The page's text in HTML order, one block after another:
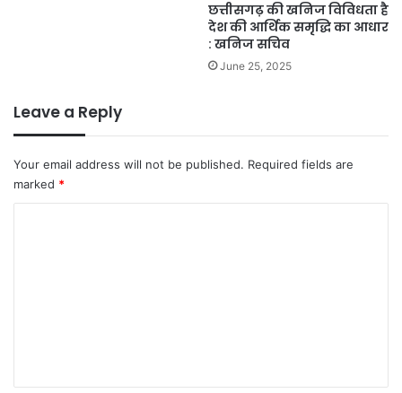
छत्तीसगढ़ की खनिज विविधता है
देश की आर्थिक समृद्धि का आधार
: खनिज सचिव
June 25, 2025
Leave a Reply
Your email address will not be published. Required fields are
marked *